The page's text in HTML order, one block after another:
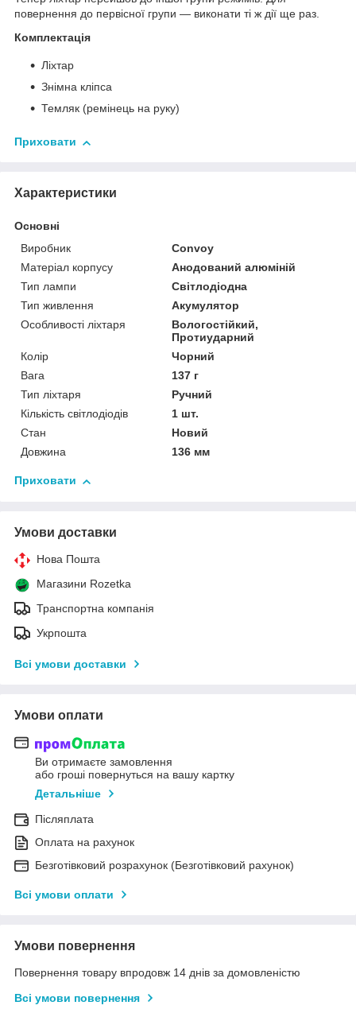
повернення до первісної групи — виконати ті ж дії ще раз.
Комплектація
Ліхтар
Знімна кліпса
Темляк (ремінець на руку)
Приховати
Характеристики
Основні
Виробник
Convoy
Матеріал корпусу
Анодований алюміній
Тип лампи
Світлодіодна
Тип живлення
Акумулятор
Особливості ліхтаря
Вологостійкий,
Протиударний
Колір
Чорний
Вага
137 г
Тип ліхтаря
Ручний
Кількість світлодіодів
1 шт.
Стан
Новий
Довжина
136 мм
Приховати
Умови доставки
Нова Пошта
Магазини Rozetka
Транспортна компанія
Укрпошта
Всі умови доставки
Умови оплати
Ви отримаєте замовлення
або гроші повернуться на вашу картку
Детальніше
Післяплата
Оплата на рахунок
Безготівковий розрахунок (Безготівковий рахунок)
Всі умови оплати
Умови повернення
Повернення товару впродовж 14 днів за домовленістю
Всі умови повернення